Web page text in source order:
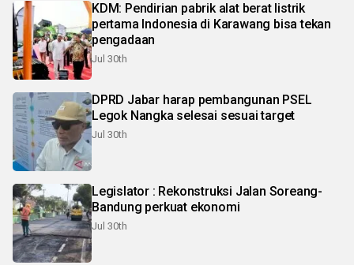
KDM: Pendirian pabrik alat berat listrik
pertama Indonesia di Karawang bisa tekan
pengadaan
Jul 30th
DPRD Jabar harap pembangunan PSEL
Legok Nangka selesai sesuai target
Jul 30th
Legislator : Rekonstruksi Jalan Soreang-
Bandung perkuat ekonomi
Jul 30th